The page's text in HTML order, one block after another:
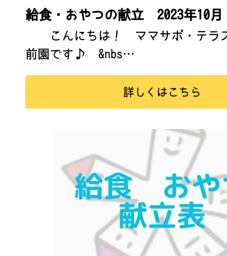
給食・おやつの献立 2023年10月
こんにちは！ ママサポ・テラ
前園です♪ &nbs…
詳しくはこちら